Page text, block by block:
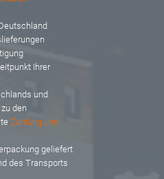
Ihrer
und
den
Zahlung und
geliefert
des Transports